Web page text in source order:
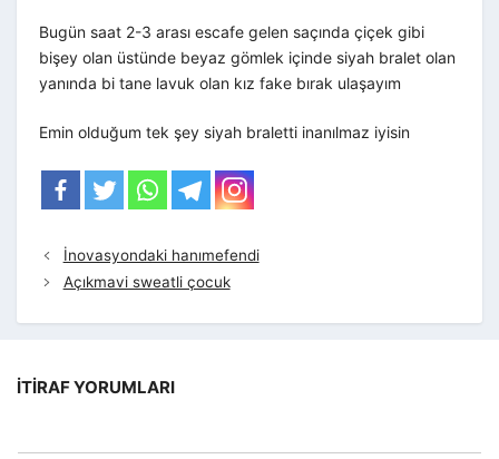
Bugün saat 2-3 arası escafe gelen saçında çiçek gibi
bişey olan üstünde beyaz gömlek içinde siyah bralet olan
yanında bi tane lavuk olan kız fake bırak ulaşayım
Emin olduğum tek şey siyah braletti inanılmaz iyisin
İnovasyondaki hanımefendi
Açıkmavi sweatli çocuk
İTIRAF YORUMLARI